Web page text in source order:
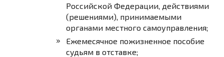
Российской Федерации, действиями
(решениями), принимаемыми
органами местного самоуправления;
Ежемесячное пожизненное пособие
судьям в отставке;